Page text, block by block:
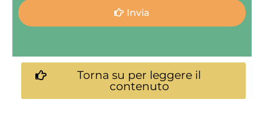
Invia
Torna su per leggere il
contenuto